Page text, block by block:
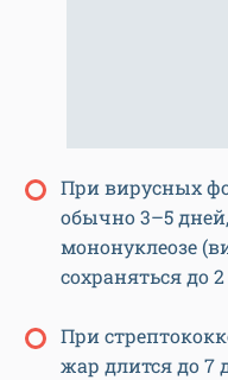
При вирусных
обычно 3–5
мононуклеозе
сохраняться до
При
жар длится до 7